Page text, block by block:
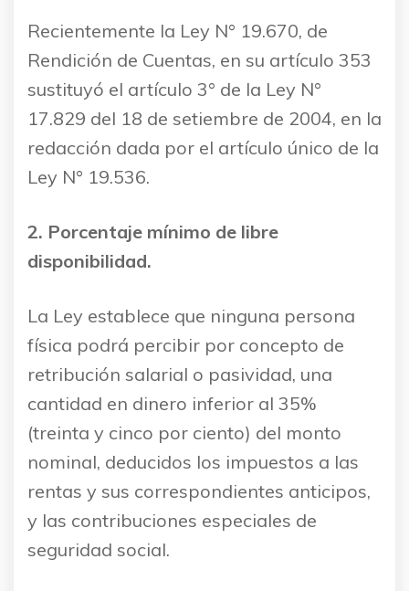
Recientemente la Ley N° 19.670, de
Rendición de Cuentas, en su artículo 353
sustituyó el artículo 3° de la Ley N°
17.829 del 18 de setiembre de 2004, en la
redacción dada por el artículo único de la
Ley N° 19.536.
2. Porcentaje mínimo de libre
disponibilidad.
La Ley establece que ninguna persona
física podrá percibir por concepto de
retribución salarial o pasividad, una
cantidad en dinero inferior al 35%
(treinta y cinco por ciento) del monto
nominal, deducidos los impuestos a las
rentas y sus correspondientes anticipos,
y las contribuciones especiales de
seguridad social.